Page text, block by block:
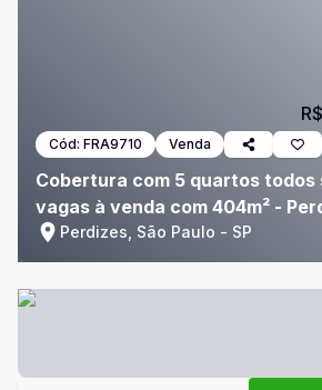
Cód: FRA9710 Venda
Cobertura com 5 quartos todos
vagas à venda com 404m² -
Perdizes, São Paulo - SP